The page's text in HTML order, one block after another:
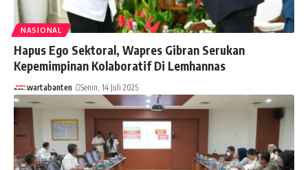
NASIONAL
Hapus Ego Sektoral, Wapres Gibran Serukan
Kepemimpinan Kolaboratif Di Lemhannas
wartabanten Senin, 14 Juli 2025